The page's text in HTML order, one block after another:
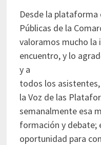
Desde la plataforma
Públicas de la
valoramos mucho la
encuentro, y lo
y a
todos los
la Voz de las
semanalmente esa
formación y debate;
oportunidad para